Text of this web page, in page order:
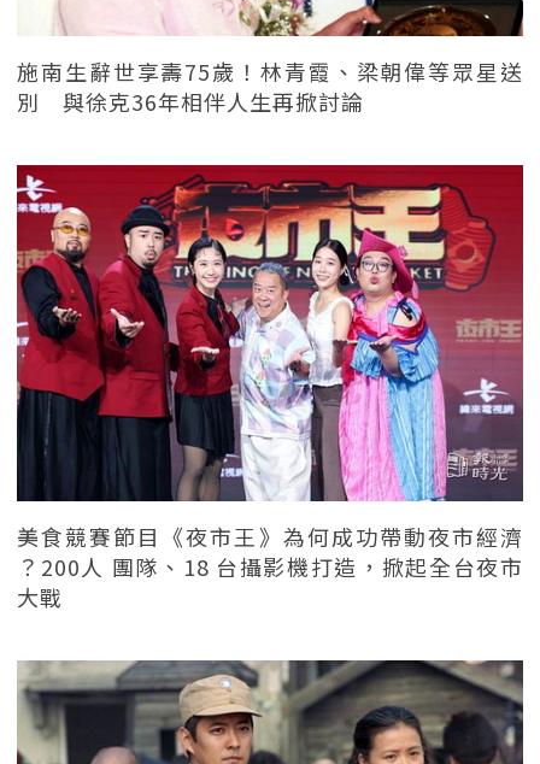
施南生辭世享壽75歲！林青霞、梁朝偉等眾星送
別 與徐克36年相伴人生再掀討論
美食競賽節目《夜市王》為何成功帶動夜市經濟
？200人 團隊、18 台攝影機打造，掀起全台夜市
大戰